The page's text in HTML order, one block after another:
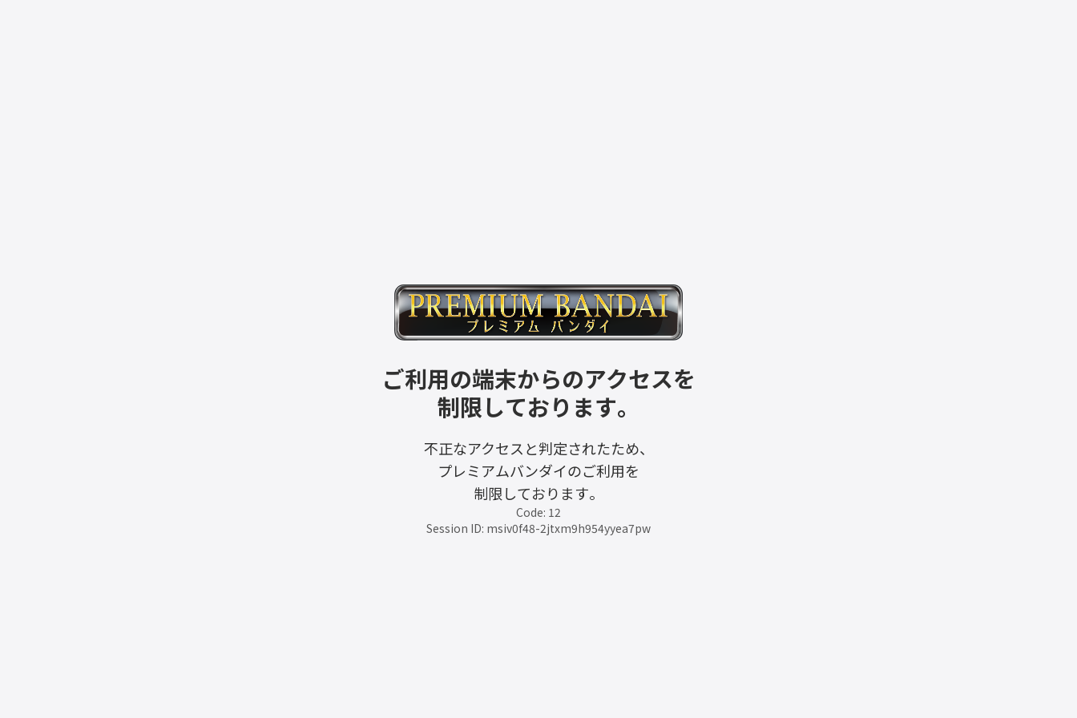
ご利用の端末からのアクセスを
制限しております。
不正なアクセスと判定されたため、
プレミアムバンダイのご利用を
制限しております。
Code: 12
Session ID: msiv0f48-2jtxm9h954yyea7pw